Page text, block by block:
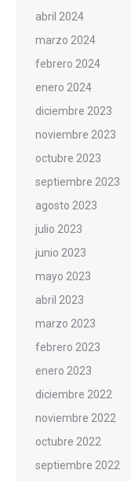
abril 2024
marzo 2024
febrero 2024
enero 2024
diciembre 2023
noviembre 2023
octubre 2023
septiembre 2023
agosto 2023
julio 2023
junio 2023
mayo 2023
abril 2023
marzo 2023
febrero 2023
enero 2023
diciembre 2022
noviembre 2022
octubre 2022
septiembre 2022